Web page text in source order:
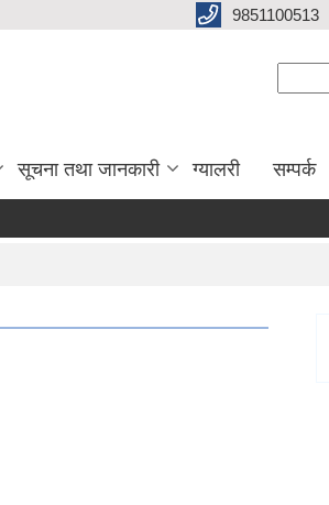
9851100513
सूचना तथा जानकारी ग्यालरी सम्पर्क